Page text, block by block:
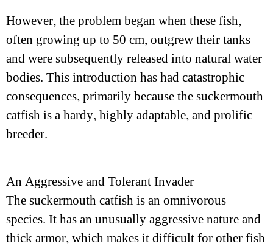
However, the problem began when these fish,
often growing up to 50 cm, outgrew their tanks
and were subsequently released into natural water
bodies. This introduction has had catastrophic
consequences, primarily because the suckermouth
catfish is a hardy, highly adaptable, and prolific
breeder.
An Aggressive and Tolerant Invader
The suckermouth catfish is an omnivorous
species. It has an unusually aggressive nature and
thick armor, which makes it difficult for other fish